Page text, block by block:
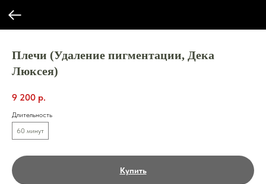
Плечи (Удаление пигментации, Дека
Люксея)
9 200 р.
Длительность
60 минут
Купить